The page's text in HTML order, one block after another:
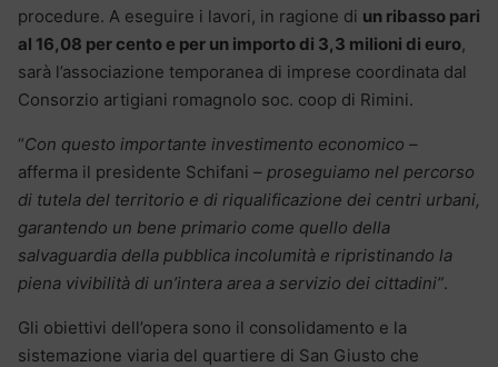
procedure. A eseguire i lavori, in ragione di un ribasso pari
al 16,08 per cento e per un importo di 3,3 milioni di euro,
sarà l’associazione temporanea di imprese coordinata dal
Consorzio artigiani romagnolo soc. coop di Rimini.
“Con questo importante investimento economico –
afferma il presidente Schifani – proseguiamo nel percorso
di tutela del territorio e di riqualificazione dei centri urbani,
garantendo un bene primario come quello della
salvaguardia della pubblica incolumità e ripristinando la
piena vivibilità di un’intera area a servizio dei cittadini”.
Gli obiettivi dell’opera sono il consolidamento e la
sistemazione viaria del quartiere di San Giusto che